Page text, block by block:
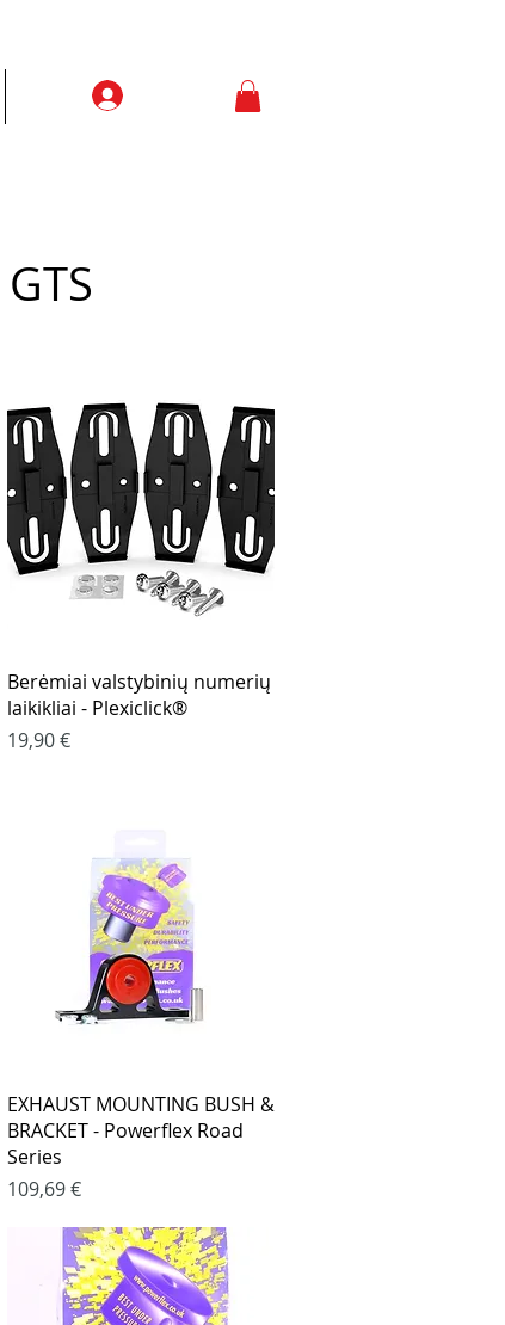
Greita peržiūra
Berėmiai valstybinių numerių
laikikliai - Plexiclick®
Kaina
19,90 €
Greita peržiūra
EXHAUST MOUNTING BUSH &
BRACKET - Powerflex Road
Series
Kaina
109,69 €